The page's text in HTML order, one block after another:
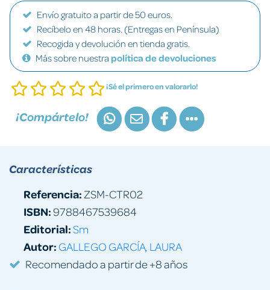
Envío gratuito a partir de 50 euros.
Recíbelo en 48 horas. (Entregas en Península)
Recogida y devolución en tienda gratis.
Más sobre nuestra política de devoluciones
¡Sé el primero en valorarlo!
¡Compártelo!
Características
Referencia: ZSM-CTR02
ISBN:9788467539684
Editorial:Sm
Autor: GALLEGO GARCÍA, LAURA
Recomendado a partir de +8 años